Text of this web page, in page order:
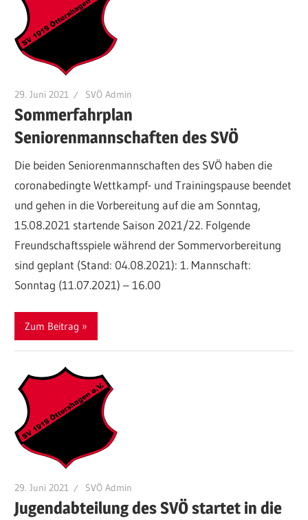
29. Juni 2021 SVÖ Admin
Sommerfahrplan
Seniorenmannschaften des SVÖ
Die beiden Seniorenmannschaften des SVÖ haben die
coronabedingte Wettkampf- und Trainingspause beendet
und gehen in die Vorbereitung auf die am Sonntag,
15.08.2021 startende Saison 2021/22. Folgende
Freundschaftsspiele während der Sommervorbereitung
sind geplant (Stand: 04.08.2021): 1. Mannschaft:
Sonntag (11.07.2021) – 16.00
Zum Beitrag
29. Juni 2021 SVÖ Admin
Jugendabteilung des SVÖ startet in die